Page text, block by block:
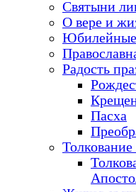
Святыни
О вере и
Радость
Пасха